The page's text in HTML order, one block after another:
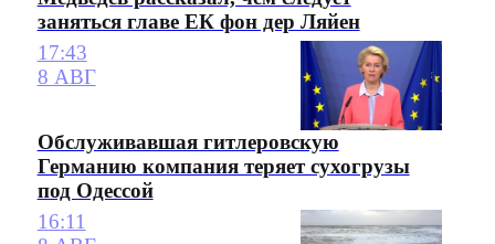
заняться главе ЕК фон дер Ляйен
17:43
8 АВГ
Обслуживавшая гитлеровскую
Германию компания теряет сухогрузы
под Одессой
16:11